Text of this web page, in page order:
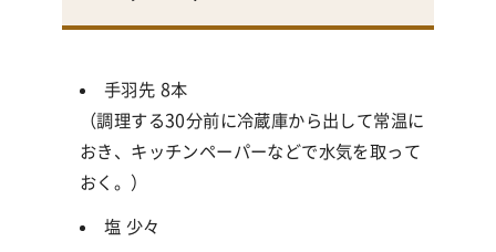
手羽先 8本
（調理する30分前に冷蔵庫から出して常温に
おき、キッチンペーパーなどで水気を取って
おく。）
塩 少々